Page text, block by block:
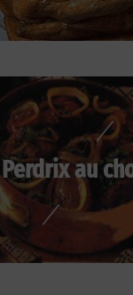
Perdrix au